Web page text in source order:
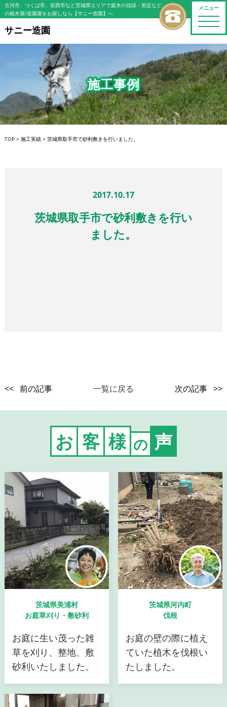
メニュー
toggle
古河市、つくば市、筑西市など茨城県エリアで庭木の伐採・剪定など
の植木屋/造園屋をお探しなら【サニー造園】へ
サニー造園
施工事例
TOP> 施工実績> 茨城県取手市で砂利敷きを行いました。
2017.10.17
茨城県取手市で砂利敷きを行い
ました。
<< 前の記事 一覧に戻る 次の記事 >>
お 客 様 の 声
茨城県美浦村
お庭草刈り・敷砂利
お庭に生い茂った雑
草を刈り、整地、敷
砂利いたしました。
茨城県河内町
伐根
お庭の壁の際に植え
ていた植木を伐根い
たしました。